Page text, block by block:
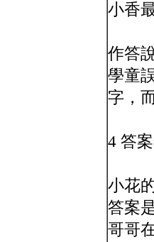
小香
作答
學童
字，
4 答
小花
答案
哥哥